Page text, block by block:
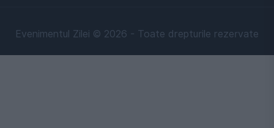
Evenimentul Zilei © 2026 - Toate drepturile rezervate